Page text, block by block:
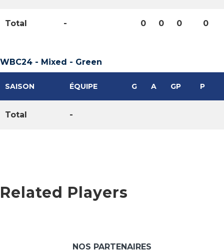
Total - 0 0 0 0
WBC24 - Mixed - Green
SAISON ÉQUIPE G A GP P
Total -
Related Players
NOS PARTENAIRES